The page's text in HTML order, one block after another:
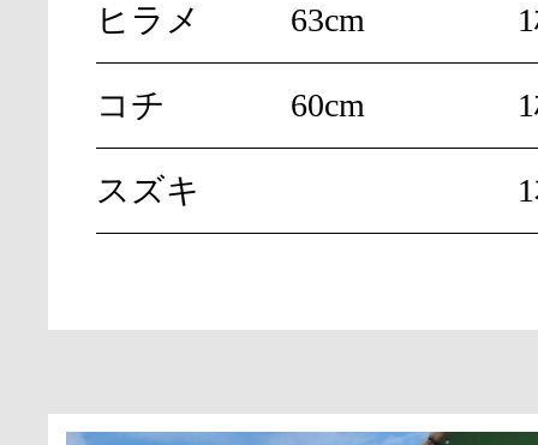
ヒラメ 63cm
コチ 60cm
スズキ